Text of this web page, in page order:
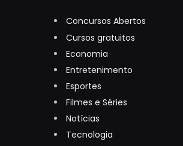
Concursos Abertos
Cursos gratuitos
Economia
Entretenimento
Esportes
Filmes e Séries
Notícias
Tecnologia